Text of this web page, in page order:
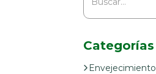
Categorías
Envejecimiento